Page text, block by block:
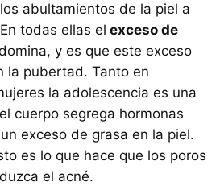
abultamientos de la piel a
todas ellas el exceso de
y es que este exceso
la pubertad. Tanto en
la adolescencia es una
cuerpo segrega hormonas
exceso de grasa en la piel.
es lo que hace que los poros
el acné.